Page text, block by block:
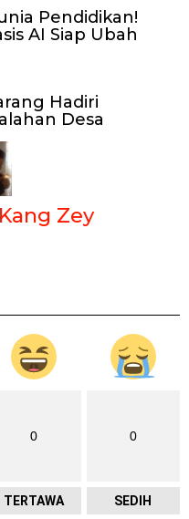
Pendidikan!
AI Siap Ubah
Hadiri
Desa
Kang Zey
0
TERTAWA
0
SEDIH